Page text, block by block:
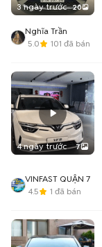
3 ngày trước 20
Nghĩa Trần
5.0
101 đã bán
4 ngày trước 7
VINFAST QUẬN 7
4.5
1 đã bán